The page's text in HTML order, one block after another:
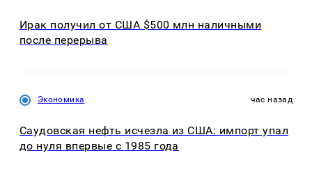
Ирак получил от США $500 млн наличными
после перерыва
Экономика час назад
Саудовская нефть исчезла из США: импорт упал
до нуля впервые с 1985 года